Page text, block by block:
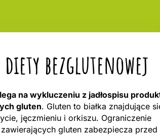
diety bezglutenowej
na wykluczeniu z jadłospisu
gluten. Gluten to białka znajdujące
jęczmieniu i orkiszu. Ograniczenie
gluten zabezpiecza przed